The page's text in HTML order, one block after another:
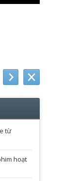
từ
hoạt